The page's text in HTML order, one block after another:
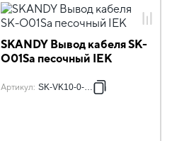
SKANDY Вывод кабеля SK-
O01Sa песочный IEK
Артикул: SK-VK10-0-K98